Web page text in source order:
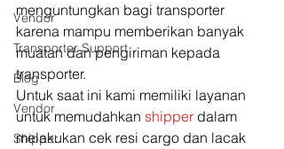
Vendor
Transporter Support
Blog
Vendor
Shipper
menguntungkan bagi transporter
karena mampu memberikan banyak
muatan dan pengiriman kepada
transporter.
Untuk saat ini kami memiliki layanan
untuk memudahkan shipper dalam
melakukan cek resi cargo dan lacak